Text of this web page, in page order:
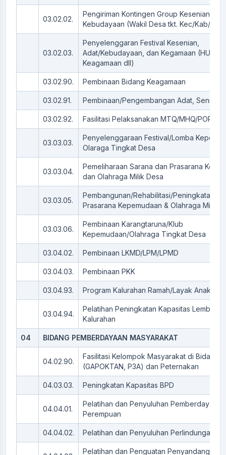
03.02.02.
Pengiriman Kontingen Group Kesenian &
Kebudayaan (Wakil Desa tkt. Kec/Kab/Kot)
03.02.03.
Penyelenggaran Festival Kesenian,
Adat/Kebudayaan, dan Kegamaan (HUT
Keagamaan dll)
03.02.90. Pembinaan Bidang Keagamaan
03.02.91. Pembinaan/Pengembangan Adat, Seni
03.02.92. Fasilitasi Pelaksanakan MTQ/MHQ/
03.03.03.
Penyelenggaraan Festival/Lomba
Olaraga Tingkat Desa
03.03.04.
Pemeliharaan Sarana dan Prasarana
dan Olahraga Milik Desa
03.03.05.
Pembangunan/Rehabilitasi/Peningkatan
Prasarana Kepemudaan & Olahraga Milik
03.03.06.
Pembinaan Karangtaruna/Klub
Kepemudaan/Olahraga Tingkat Desa
03.04.02. Pembinaan LKMD/LPM/LPMD
03.04.03. Pembinaan PKK
03.04.93. Program Kalurahan Ramah/Layak Anak
03.04.94.
Pelatihan Peningkatan Kapasitas Lembaga
Kalurahan
04 BIDANG PEMBERDAYAAN MASYARAKAT
04.02.90.
Fasilitasi Kelompok Masyarakat di Bidang
(GAPOKTAN, P3A) dan Peternakan
04.03.03. Peningkatan Kapasitas BPD
04.04.01.
Pelatihan dan Penyuluhan Pemberdayaan
Perempuan
04.04.02. Pelatihan dan Penyuluhan Perlindungan
Pelatihan dan Penguatan Penyandang